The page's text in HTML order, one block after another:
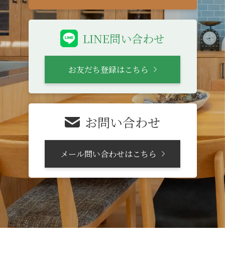
LINE問い合わせ
お友だち登録はこちら
お問い合わせ
メール問い合わせはこちら